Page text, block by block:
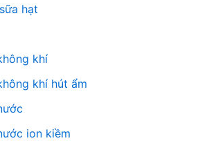
hạt
khí
khí hút ẩm
ion kiềm